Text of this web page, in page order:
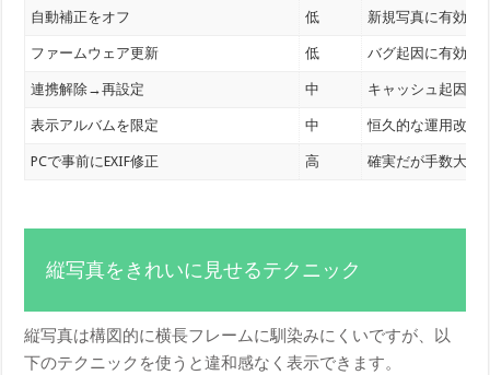
自動補正をオフ 低 新規写真に有効
ファームウェア更新 低 バグ起因に有効
連携解除→再設定 中 キャッシュ起因に
表示アルバムを限定 中 恒久的な運用改善
PCで事前にEXIF修正 高 確実だが手数大
縦写真をきれいに見せるテクニック
縦写真は構図的に横長フレームに馴染みにくいですが、以
下のテクニックを使うと違和感なく表示できます。